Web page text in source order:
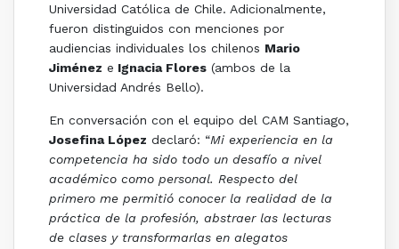
Universidad Católica de Chile. Adicionalmente,
fueron distinguidos con menciones por
audiencias individuales los chilenos Mario
Jiménez e Ignacia Flores(ambos de la
Universidad Andrés Bello).
En conversación con el equipo del CAM Santiago,
Josefina López declaró: “Mi experiencia en la
competencia ha sido todo un desafío a nivel
académico como personal. Respecto del
primero me permitió conocer la realidad de la
práctica de la profesión, abstraer las lecturas
de clases y transformarlas en alegatos